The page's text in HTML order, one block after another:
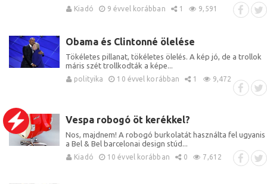
Kiadó 9 évvel korábban 1 9,591
Obama és Clintonné ölelése
Tökéletes pillanat, tökéletes ölelés. A kép jó, de a trollok
máris szét trollkodták a képe...
polityika 10 évvel korábban 1 9,472
Vespa robogó öt kerékkel?
Nos, majdnem! A robogó burkolatát használta fel ugyanis
a Bel & Bel barcelonai design stúd...
Kiadó 10 évvel korábban 0 7,612